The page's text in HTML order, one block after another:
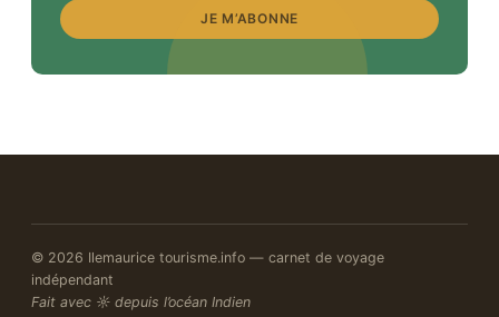
JE M’ABONNE
© 2026 Ilemaurice tourisme.info — carnet de voyage
indépendant
Fait avec ☼ depuis l’océan Indien